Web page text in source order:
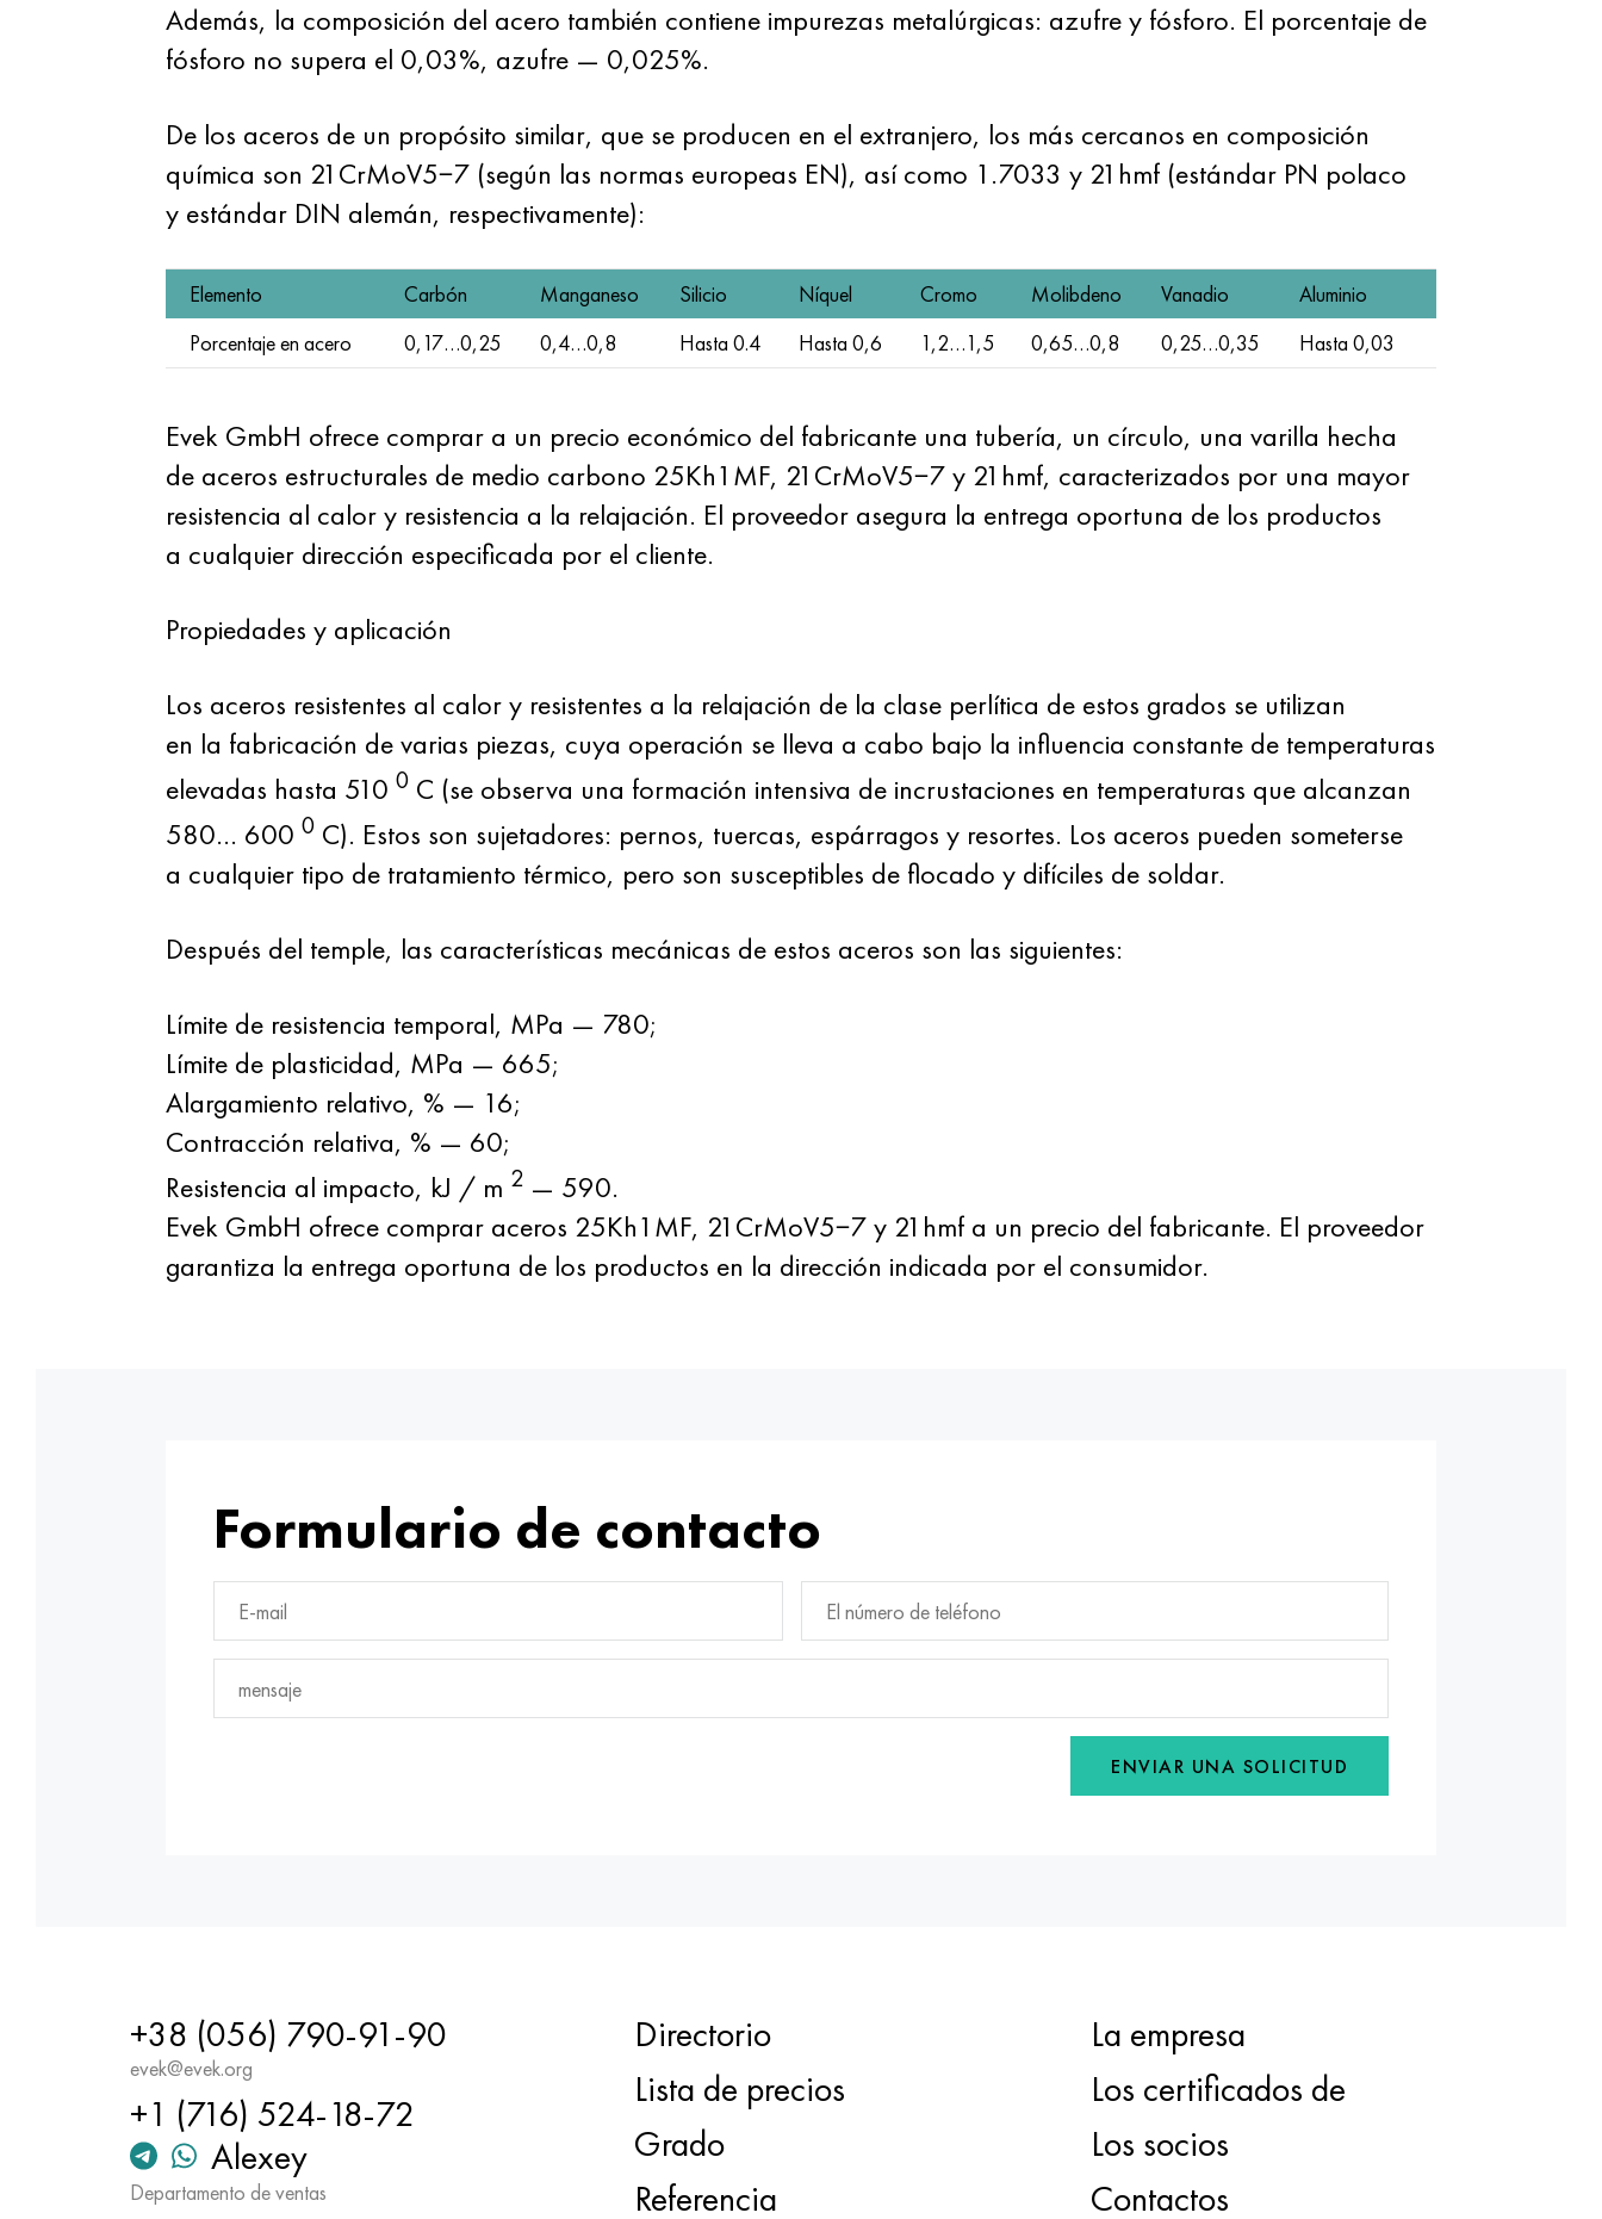
Además, la composición del acero también contiene impurezas metalúrgicas: azufre y fósforo. El porcentaje de
fósforo no supera el 0,03%, azufre — 0,025%.
De los aceros de un propósito similar, que se producen en el extranjero, los más cercanos en composición
química son 21CrMoV5−7 (según las normas europeas EN), así como 1.7033 y 21hmf (estándar PN polaco
y estándar DIN alemán, respectivamente):
Elemento Carbón Manganeso Silicio Níquel Cromo Molibdeno Vanadio
Aluminio
Porcentaje en acero
0,17…0,25 0,4…0,8 Hasta 0.4 Hasta 0,6 1,2…1,5 0,65…0,8 0,25…0,35 Hasta 0,03
Evek GmbH ofrece comprar a un precio económico del fabricante una tubería, un círculo, una varilla hecha
de aceros estructurales de medio carbono 25Kh1MF, 21CrMoV5−7 y 21hmf, caracterizados por una mayor
resistencia al calor y resistencia a la relajación. El proveedor asegura la entrega oportuna de los productos
a cualquier dirección especificada por el cliente.
Propiedades y aplicación
Los aceros resistentes al calor y resistentes a la relajación de la clase perlítica de estos grados se utilizan
en la fabricación de varias piezas, cuya operación se lleva a cabo bajo la influencia constante de temperaturas
elevadas hasta 510 0С (se observa una formación intensiva de incrustaciones en temperaturas que alcanzan
580… 600 0С). Estos son sujetadores: pernos, tuercas, espárragos y resortes. Los aceros pueden someterse
a cualquier tipo de tratamiento térmico, pero son susceptibles de flocado y difíciles de soldar.
Después del temple, las características mecánicas de estos aceros son las siguientes:
Límite de resistencia temporal, MPa — 780;
Límite de plasticidad, MPa — 665;
Alargamiento relativo, % — 16;
Contracción relativa, % — 60;
Resistencia al impacto, kJ / m 2— 590.
Evek GmbH ofrece comprar aceros 25Kh1MF, 21CrMoV5−7 y 21hmf a un precio del fabricante. El proveedor
garantiza la entrega oportuna de los productos en la dirección indicada por el consumidor.
Formulario de contacto
ENVIAR UNA SOLICITUD
+38 (056) 790-91-90
evek@evek.org
+1 (716) 524-18-72
Alexey
Departamento de ventas
Directorio
Lista de precios
Grado
Referencia
La empresa
Los certificados de
Los socios
Contactos